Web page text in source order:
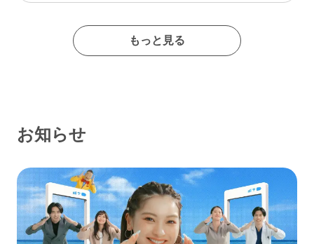
たイメージの出会い系サイトであるなんて思わなかったな…
もっと見る
お知らせ